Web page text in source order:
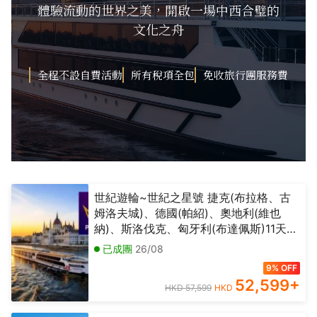
體驗流動的世界之美，開啟一場中西合璧的
文化之舟
全程不設自費活動 所有稅項全包 免收旅行團服務費
世紀遊輪~世紀之星號 捷克(布拉格、古
姆洛夫城)、德國(帕紹)、奧地利(維也
納)、斯洛伐克、匈牙利(布達佩斯)11天多
瑙河假期【優遊緻選】《2026年新船》
已成團 26/08
9% OFF
HKD 57,599 HKD 52,599+